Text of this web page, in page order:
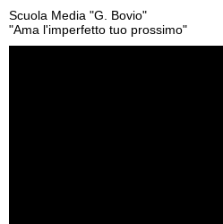
Scuola Media "G. Bovio"
"Ama l'imperfetto tuo prossimo"